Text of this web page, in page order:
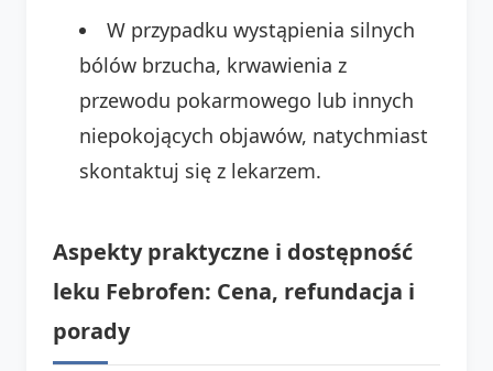
W przypadku wystąpienia silnych
bólów brzucha, krwawienia z
przewodu pokarmowego lub innych
niepokojących objawów, natychmiast
skontaktuj się z lekarzem.
Aspekty praktyczne i dostępność
leku Febrofen: Cena, refundacja i
porady